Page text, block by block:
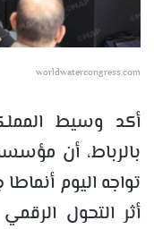
worldwatercongress.com
أكد وسيط
بالرباط، أن
تواجه اليوم
أثر التحول